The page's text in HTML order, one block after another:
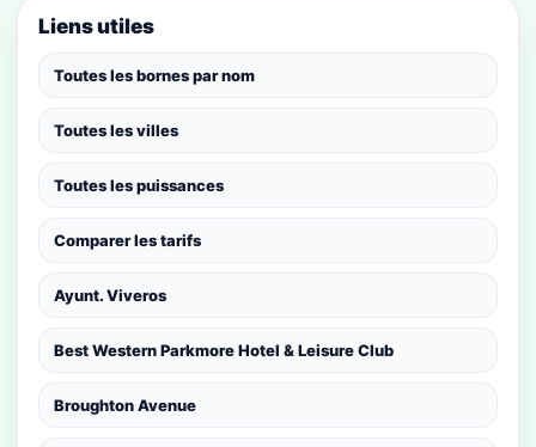
Liens utiles
Toutes les bornes par nom
Toutes les villes
Toutes les puissances
Comparer les tarifs
Ayunt. Viveros
Best Western Parkmore Hotel & Leisure Club
Broughton Avenue